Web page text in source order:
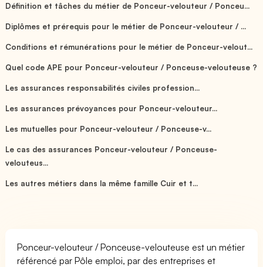
Définition et tâches du métier de Ponceur-velouteur / Ponceu...
Diplômes et prérequis pour le métier de Ponceur-velouteur / ...
Conditions et rémunérations pour le métier de Ponceur-velout...
Quel code APE pour Ponceur-velouteur / Ponceuse-velouteuse ?
Les assurances responsabilités civiles profession...
Les assurances prévoyances pour Ponceur-velouteur...
Les mutuelles pour Ponceur-velouteur / Ponceuse-v...
Le cas des assurances Ponceur-velouteur / Ponceuse-
velouteus...
Les autres métiers dans la même famille Cuir et t...
Ponceur-velouteur / Ponceuse-velouteuse est un métier
référencé par Pôle emploi, par des entreprises et